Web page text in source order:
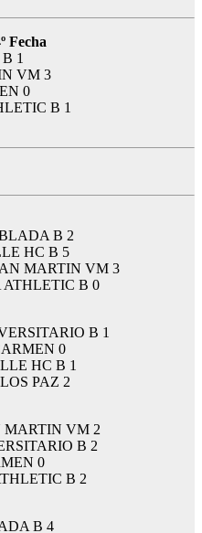
Fecha
1
VM 3
0
B 1
B 2
HC B 5
MARTIN VM 3
B 0
B 1
0
HC B 1
PAZ 2
MARTIN VM 2
B 2
0
B 2
B 4